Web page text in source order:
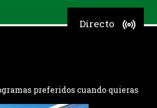
Directo
preferidos cuando quieras